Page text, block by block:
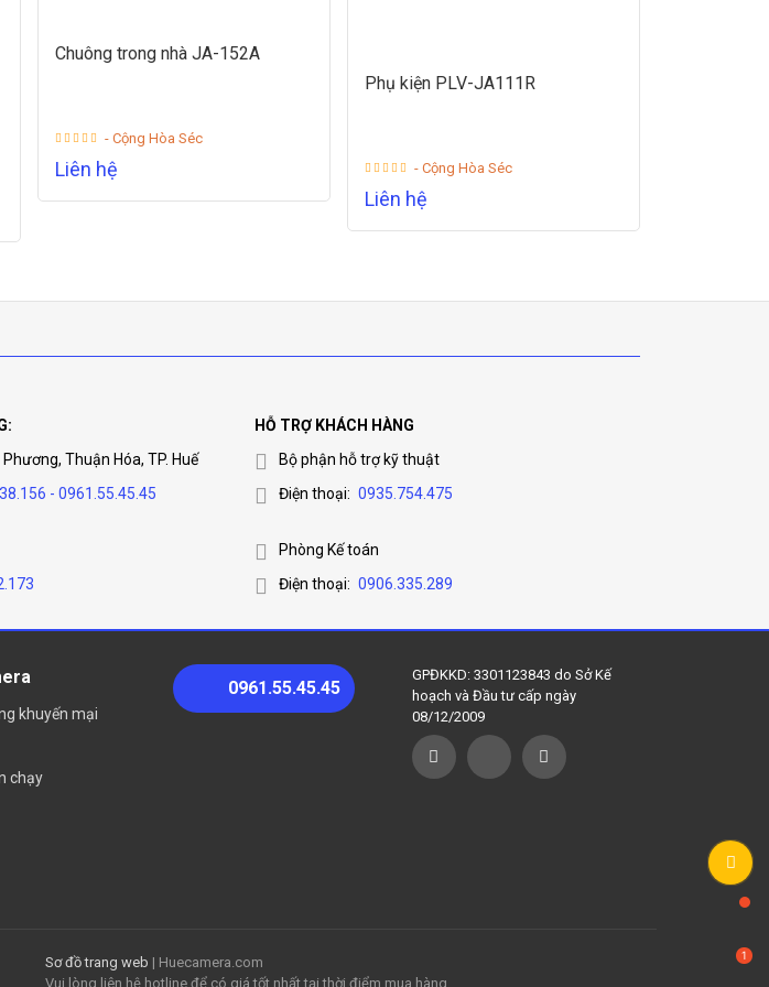
Chuông trong nhà JA-152A
- Cộng Hòa Séc
Liên hệ
Phụ kiện PLV-JA111R
- Cộng Hòa Séc
Liên hệ
Thuận Hóa, TP. Huế
- 0961.55.45.45
HỖ TRỢ KHÁCH HÀNG
Bộ phận hỗ trợ kỹ thuật
Điện thoại: 0935.754.475
Phòng Kế toán
Điện thoại: 0906.335.289
khuyến mại
chạy
0961.55.45.45
GPĐKKD: 3301123843 do Sở Kế
hoạch và Đầu tư cấp ngày
08/12/2009
Sơ đồ trang web | Huecamera.com
Vui lòng liên hệ hotline để có giá tốt nhất tại thời điểm mua hàng